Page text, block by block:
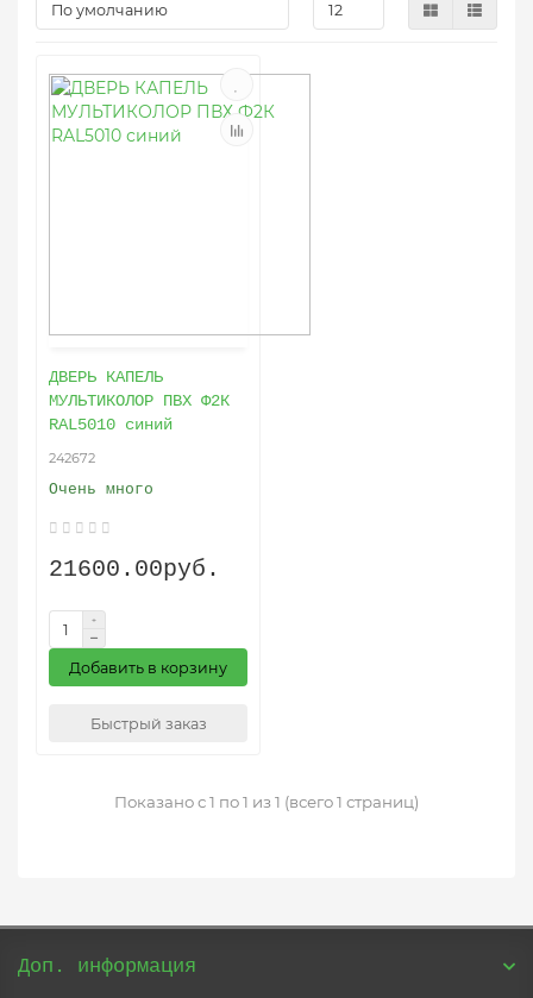
ДВЕРЬ КАПЕЛЬ
МУЛЬТИКОЛОР ПВХ Ф2К
RAL5010 синий
242672
Очень много
21600.00руб.
Добавить в корзину
Быстрый заказ
Показано с 1 по 1 из 1 (всего 1 страниц)
Доп. информация